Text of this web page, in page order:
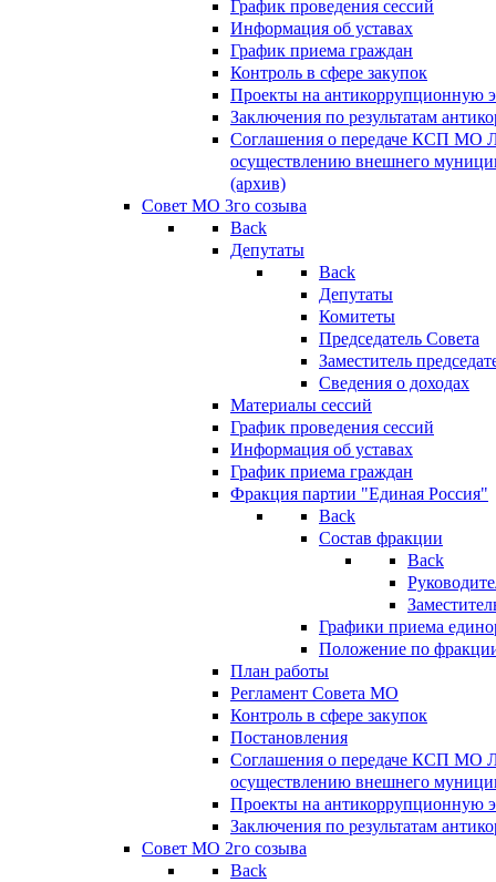
График проведения сессий
Информация об уставах
График приема граждан
Контроль в сфере закупок
Проекты на антикоррупционную
Заключения по результатам
Соглашения о передаче КСП МО
осуществлению внешнего
(архив)
Совет МО 3го созыва
Back
Депутаты
Back
Депутаты
Комитеты
Председатель Совета
Заместитель
Сведения о доходах
Материалы сессий
График проведения сессий
Информация об уставах
График приема граждан
Фракция партии "Единая Россия"
Back
Состав фракции
Back
Графики приема
Положение по
План работы
Регламент Совета МО
Контроль в сфере закупок
Постановления
Соглашения о передаче КСП МО
осуществлению внешнего
Проекты на антикоррупционную
Заключения по результатам
Совет МО 2го созыва
Back